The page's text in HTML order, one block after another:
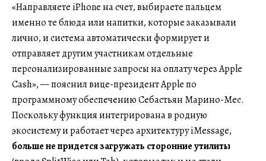
«Направляете iPhone на счет, выбираете пальцем
именно те блюда или напитки, которые заказывали
лично, и система автоматически формирует и
отправляет другим участникам отдельные
персонализированные запросы на оплату через Apple
Cash», — пояснил вице-президент Apple по
программному обеспечению Себастьян Марино-Мес.
Поскольку функция интегрирована в родную
экосистему и работает через архитектуру iMessage,
больше не придется загружать сторонние утилиты